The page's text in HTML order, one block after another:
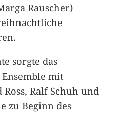
Rauscher)
sorgte das
mit
Ralf Schuh und
zu Beginn des